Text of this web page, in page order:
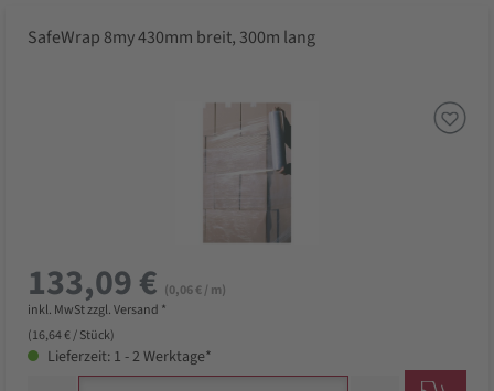
SafeWrap 8my 430mm breit, 300m lang
133,09 € (0,06 € / m)
inkl. MwSt zzgl. Versand *
(16,64 € / Stück)
Lieferzeit: 1 - 2 Werktage*